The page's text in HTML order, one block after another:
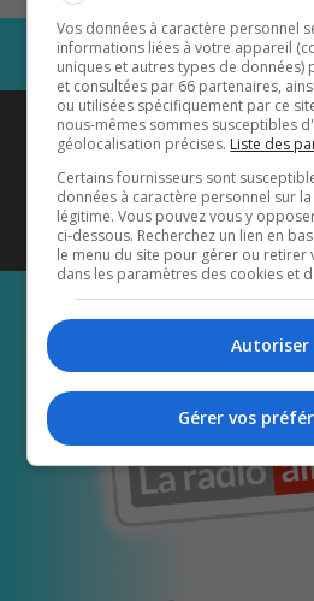
Coyote New
également sur
Écoutez-nous
Vos données à caractère personnel
informations liées à votre appareil
uniques et autres types de
et consultées par 66 partenaires,
ou utilisées spécifiquement par ce
nous-mêmes sommes susceptibles
géolocalisation précises. Liste des
Certains fournisseurs sont
données à caractère personnel sur
légitime. Vous pouvez vous y
ci-dessous. Recherchez un lien en
le menu du site pour gérer ou retirer
dans les paramètres des cookies et
Autoriser
Gérer vos